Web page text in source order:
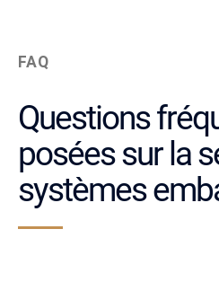
FAQ
Questions
posées sur la
systèmes